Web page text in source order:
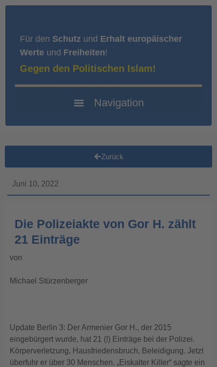
Für den Schutz und Erhalt europäischer
Werte und Freiheiten!
Gegen den Politischen Islam!
Zurück
Juni 10, 2022
Die Polizeiakte von Gor H. zählt
21 Einträge
von
Michael Stürzenberger
Update Berlin 3: Der Armenier Gor H., der 2015
eingebürgert wurde, hat 21 (!) Einträge bei der Polizei.
Körperverletzung, Hausfriedensbruch, Beleidigung. Jetzt
überfuhr er über 30 Menschen. „Eiskalter Killer“ sagte ein